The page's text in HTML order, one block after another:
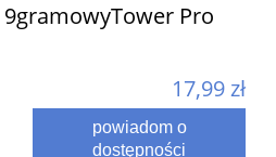
Pro
17,99 zł
powiadom o
dostępności